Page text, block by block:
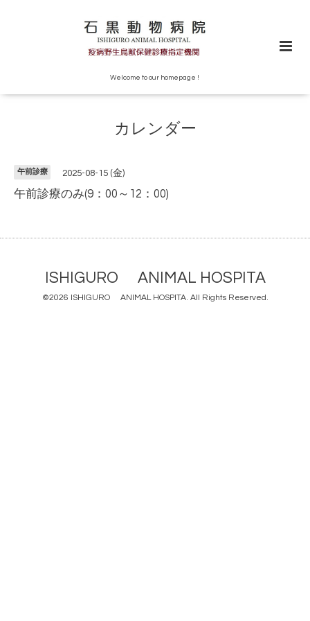
Welcome to our homepage !
カレンダー
午前診療 2025-08-15 (金)
午前診療のみ(9：00～12：00)
ISHIGURO ANIMAL HOSPITA
©2026 ISHIGURO ANIMAL HOSPITA. All Rights Reserved.